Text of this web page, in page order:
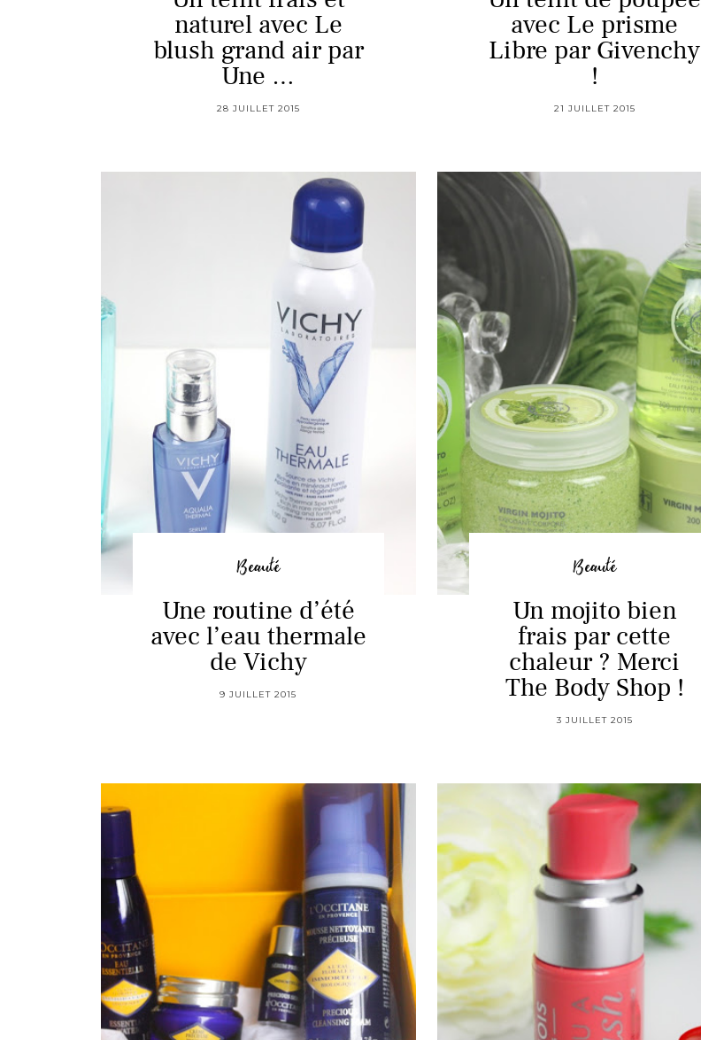
naturel avec Le
blush grand air par
Une …
28 JUILLET 2015
avec Le prisme
Libre par Givenchy
!
21 JUILLET 2015
Beauté
Une routine d’été
avec l’eau thermale
de Vichy
9 JUILLET 2015
Beauté
Un mojito bien
frais par cette
chaleur ? Merci
The Body Shop !
3 JUILLET 2015